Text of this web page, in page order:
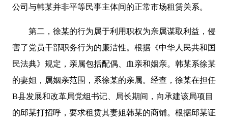
公司与韩某并非平等民事主体间的正常市场租赁关系。
第二，徐某的行为属于利用职权为亲属谋取利益，侵
害了党员干部职务行为的廉洁性。根据《中华人民共和国
民法典》规定，亲属包括配偶、血亲和姻亲。韩某系徐某
的妻姐，属姻亲范围，系徐某的亲属。经查，徐某在担任
B县发展和改革局党组书记、局长期间，向承建该局项目
的邱某打招呼，要求租赁其妻姐韩某的商铺。根据邱某证